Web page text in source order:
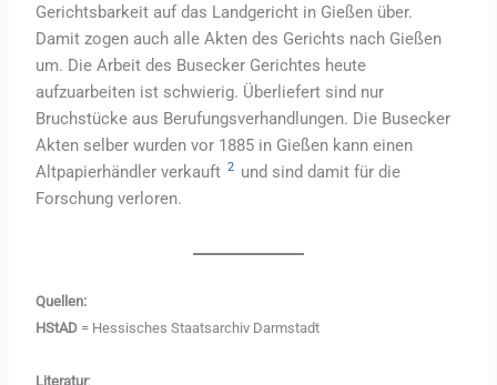
Gerichtsbarkeit auf das Landgericht in Gießen über.
Damit zogen auch alle Akten des Gerichts nach Gießen
um. Die Arbeit des Busecker Gerichtes heute
aufzuarbeiten ist schwierig. Überliefert sind nur
Bruchstücke aus Berufungsverhandlungen. Die Busecker
Akten selber wurden vor 1885 in Gießen kann einen
Altpapierhändler verkauft 2 und sind damit für die
Forschung verloren.
Quellen:
HStAD = Hessisches Staatsarchiv Darmstadt
Literatur: